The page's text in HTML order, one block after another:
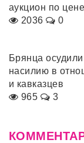
аукцион по
2036
0
Брянца
насилию в
и кавказцев
965
3